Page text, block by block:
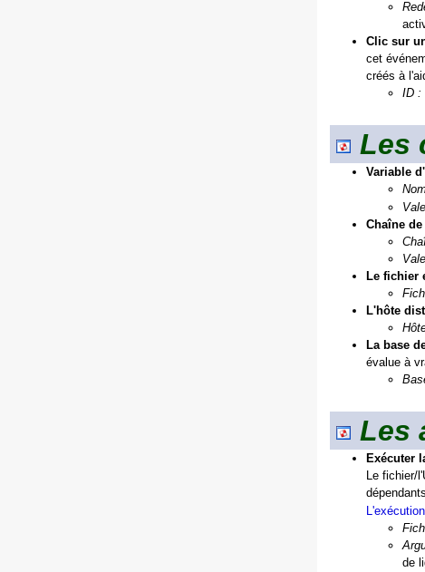
Clic sur
cet
créés à
ID :
Les
Variable
Chaîne
Le fichier
L'hôte
La base
évalue à
Les
Exécuter
Le fichier/
de